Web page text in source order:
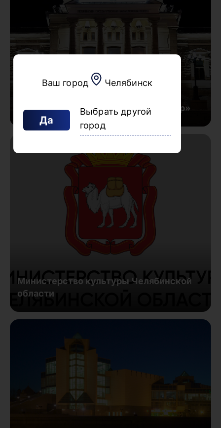
Ваш город Челябинск
Да
Выбрать другой
город
драматический «Молодежный театр»
Министерство культуры Челябинской
области